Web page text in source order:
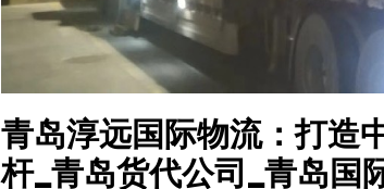
青岛淳远国际物流：打造
杆_青岛货代公司_青岛国